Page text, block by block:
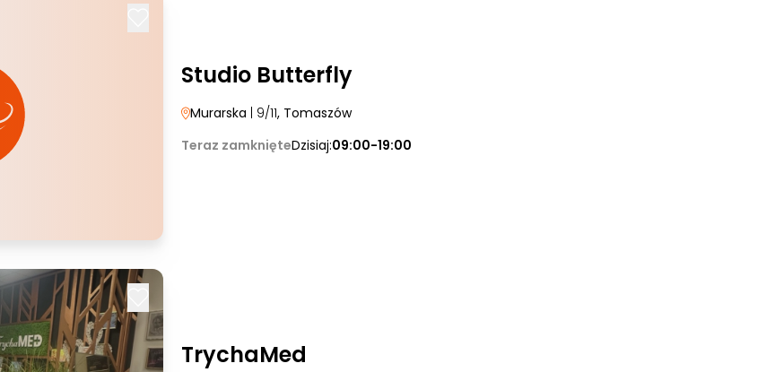
Studio Butterfly
Murarska | 9/11, Tomaszów
Teraz zamknięteDzisiaj:09:00-19:00
TrychaMed